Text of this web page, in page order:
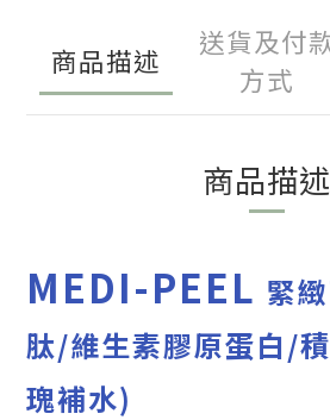
商品描述
送貨及付
方式
商品描述
MEDI-PEEL 緊
肽/維生素膠原蛋白/
瑰補水)